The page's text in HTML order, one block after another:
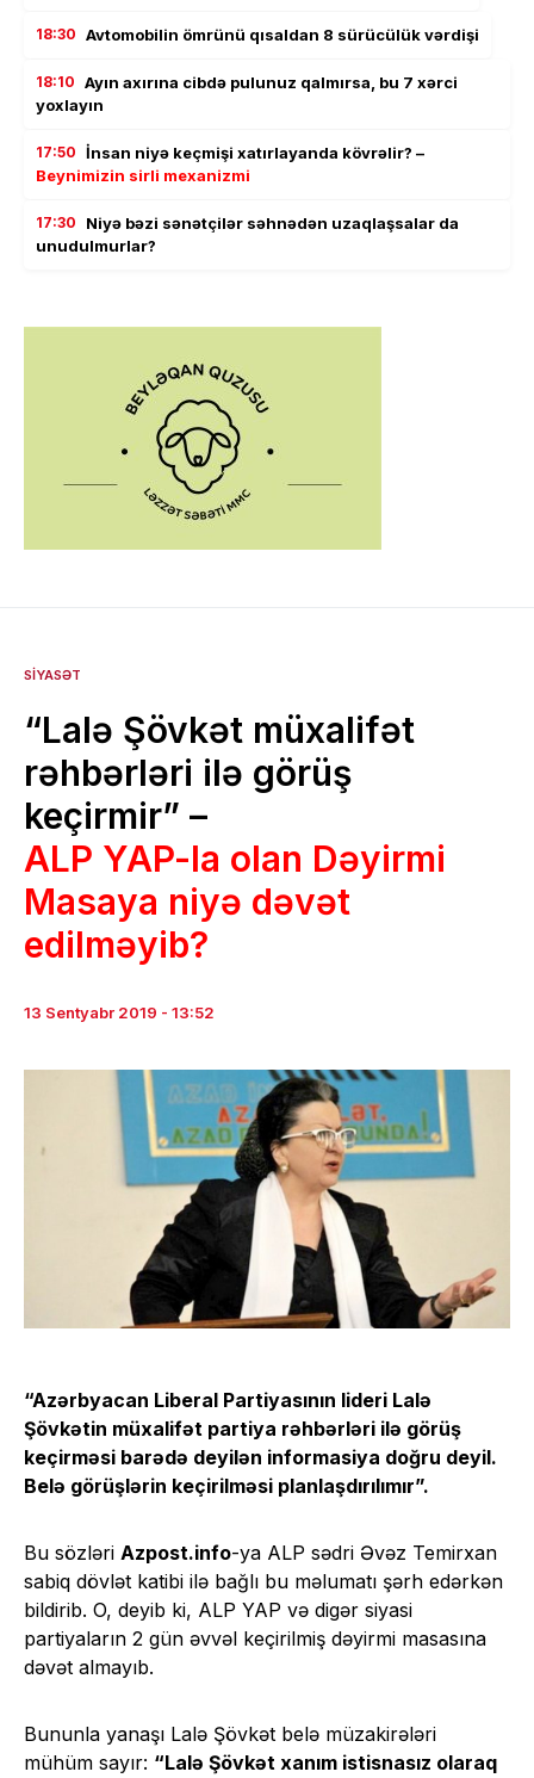
18:30 Avtomobilin ömrünü qısaldan 8 sürücülük vərdişi
18:10 Ayın axırına cibdə pulunuz qalmırsa, bu 7 xərci
yoxlayın
17:50 İnsan niyə keçmişi xatırlayanda kövrəlir? –
Beynimizin sirli mexanizmi
17:30
Niyə bəzi sənətçilər səhnədən uzaqlaşsalar da
unudulmurlar?
SIYASƏT
“Lalə Şövkət müxalifət
rəhbərləri ilə görüş
keçirmir” –
ALP YAP-la olan Dəyirmi
Masaya niyə dəvət
edilməyib?
13 Sentyabr 2019 - 13:52
“Azərbyacan Liberal Partiyasının lideri Lalə
Şövkətin müxalifət partiya rəhbərləri ilə görüş
keçirməsi barədə deyilən informasiya doğru deyil.
Belə görüşlərin keçirilməsi planlaşdırılımır”.
Bu sözləri Azpost.info-ya ALP sədri Əvəz Temirxan
sabiq dövlət katibi ilə bağlı bu məlumatı şərh edərkən
bildirib. O, deyib ki, ALP YAP və digər siyasi
partiyaların 2 gün əvvəl keçirilmiş dəyirmi masasına
dəvət almayıb.
Bununla yanaşı Lalə Şövkət belə müzakirələri
mühüm sayır: “Lalə Şövkət xanım istisnasız olaraq